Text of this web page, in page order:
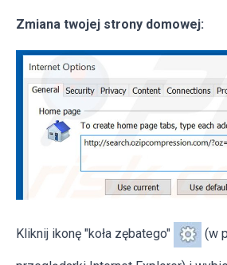
Zmiana twojej strony domowej:
Kliknij ikonę "koła zębatego" (w